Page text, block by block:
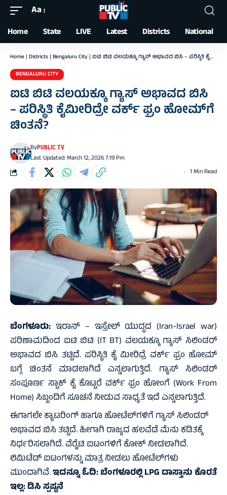
Font
Resizer
Aa
Home State LIVE Latest Districts National
Home | Districts | Bengaluru City | ಐಟಿ ಬಿಟಿ ವಲಯಕ್ಕೂ ಗ್ಯಾಸ್‌ ಅಭಾವದ ಬಿಸಿ – ಪರಿಸ್ಥಿತಿ ಕೈಮೀರಿದ್ರೇ ವರ್ಕ್ ಫ್ರಂ ಹೋಮ್‌ಗೆ ಚಿಂತನೆ?
BENGALURU CITY
ಐಟಿ ಬಿಟಿ ವಲಯಕ್ಕೂ ಗ್ಯಾಸ್‌ ಅಭಾವದ ಬಿಸಿ
– ಪರಿಸ್ಥಿತಿ ಕೈಮೀರಿದ್ರೇ ವರ್ಕ್ ಫ್ರಂ ಹೋಮ್‌ಗೆ
ಚಿಂತನೆ?
Last Updated: March 12, 2026 7:19 Pm
ByPUBLIC TV
1 Min Read
ಬೆಂಗಳೂರು: ಇರಾನ್‌ – ಇಸ್ರೇಲ್‌ ಯುದ್ಧದ (Iran-Israel war)
ಪರಿಣಾಮದಿಂದ ಐಟಿ ಬಿಟಿ (IT BT) ವಲಯಕ್ಕೂ ಗ್ಯಾಸ್‌ ಸಿಲಿಂಡರ್‌
ಅಭಾವದ ಬಿಸಿ ತಟ್ಟಿದೆ. ಪರಿಸ್ಥಿತಿ ಕೈ ಮೀರಿದ್ರೆ ವರ್ಕ್ ಫ್ರಂ ಹೋಮ್
ಬಗ್ಗೆ ಚಿಂತನೆ ಮಾಡಲಾಗಿದೆ ಎನ್ನಲಾಗುತ್ತಿದೆ. ಗ್ಯಾಸ್ ಸಿಲಿಂಡರ್
ಸಂಪೂರ್ಣ ಸ್ಟಾಕ್ ಕೈ ಕೊಟ್ಟರೆ ವರ್ಕ್ ಫ್ರಂ ಹೋಂಗೆ (Work From
Home) ಸಿಬ್ಬಂದಿಗೆ ಸೂಚನೆ ನೀಡುವ ಸಾಧ್ಯತೆ ಇದೆ ಎನ್ನಲಾಗುತ್ತಿದೆ.
ಈಗಾಗಲೇ ಕ್ಯಾಟರಿಂಗ್ ಹಾಗೂ ಹೋಟೆಲ್‌ಗಳಿಗೆ ಗ್ಯಾಸ್‌ ಸಿಲಿಂಡರ್‌
ಅಭಾವದ ಬಿಸಿ ತಟ್ಟಿದೆ. ಹೀಗಾಗಿ ರಾಜ್ಯದ ಹಲವೆಡೆ ಮೆನು ಕಡಿತಕ್ಕೆ
ನಿರ್ಧರಿಸಲಾಗಿದೆ. ವೆರೈಟಿ ಐಟಂಗಳಿಗೆ ಕೋಕ್ ನೀಡಲಾಗಿದೆ.
ಲಿಮಿಟೆಡ್ ಐಟಂಗಳನ್ನು ಮಾತ್ರ ನೀಡಲು ಹೋಟೆಲ್‌ಗಳು
ಮುಂದಾಗಿವೆ.ಇದನ್ನೂ ಓದಿ:ಬೆಂಗಳೂರಲ್ಲಿ LPG ದಾಸ್ತಾನು ಕೊರತೆ
ಇಲ್ಲ: ಡಿಸಿ ಸ್ಪಷ್ಟನೆ